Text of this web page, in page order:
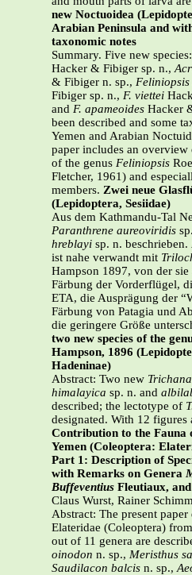
new Noctuoidea
Arabian Peninsula and
taxonomic notes
Summary. Five new species:
Hacker & Fibiger sp. n.,
& Fibiger n. sp., Feliniopsis
Fibiger sp. n., F. viettei
and F. apameoides Hacker
been described and some
Yemen and Arabian
paper includes an overview
of the genus Feliniopsis
Fletcher, 1961) and
members. Zwei neue
(Lepidoptera, Sesiidae)
Aus dem Kathmandu-Tal
Paranthrene aureoviridis
hreblayi sp. n. beschrieben.
ist nahe verwandt mit
Hampson 1897, von der
Färbung der Vorderflügel,
ETA, die Ausprägung der
Färbung von Patagia und
die geringere Größe
two new species of the
Hampson, 1896
Hadeninae)
Abstract: Two new
himalayica sp. n. and
described; the lectotype of
designated. With 12 figures
Contribution to the Fauna
Yemen (Coleoptera:
Part 1: Description of
with Remarks on Genera
Buffeventius Fleutiaux, and
Claus Wurst, Rainer
Abstract: The present
Elateridae (Coleoptera)
out of 11 genera are
oinodon n. sp., Meristhus
Saudilacon balcis n. sp.,